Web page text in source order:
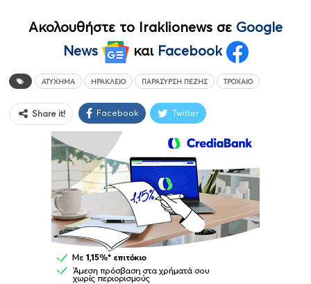
Ακολουθήστε το Iraklionews σε Google
News
και Facebook
ΑΤΎΧΗΜΑ ΗΡΆΚΛΕΙΟ ΠΑΡΆΣΥΡΣΗ ΠΕΖΉΣ ΤΡΟΧΑΊΟ
Share it! Facebook Twitter